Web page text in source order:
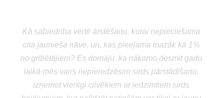
Kā sabiedrība vērtē ārstēšanu, kurai nepieciešama
cita jaunieša nāve, un, kas pieejama mazāk kā 1%
no gribētājiem? Es domāju, ka nākamo desmit gadu
laikā mēs vairs nepieredzēsim sirds pārstādīšanu,
izņemot vienīgi cilvēkiem ar iedzimtiem sirds